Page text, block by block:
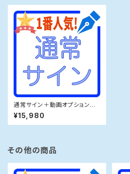
通常サイン＋動画オプション＋
お急ぎ仕上げ
¥15,980
その他の商品